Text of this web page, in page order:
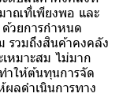
าณที่เพียงพอ และ
วยการกำหนด
รวมถึงสินค้าคงคลัง
หมาะสม ไม่มาก
ำให้ต้นทุนการจัด
ลดำเนินการทาง